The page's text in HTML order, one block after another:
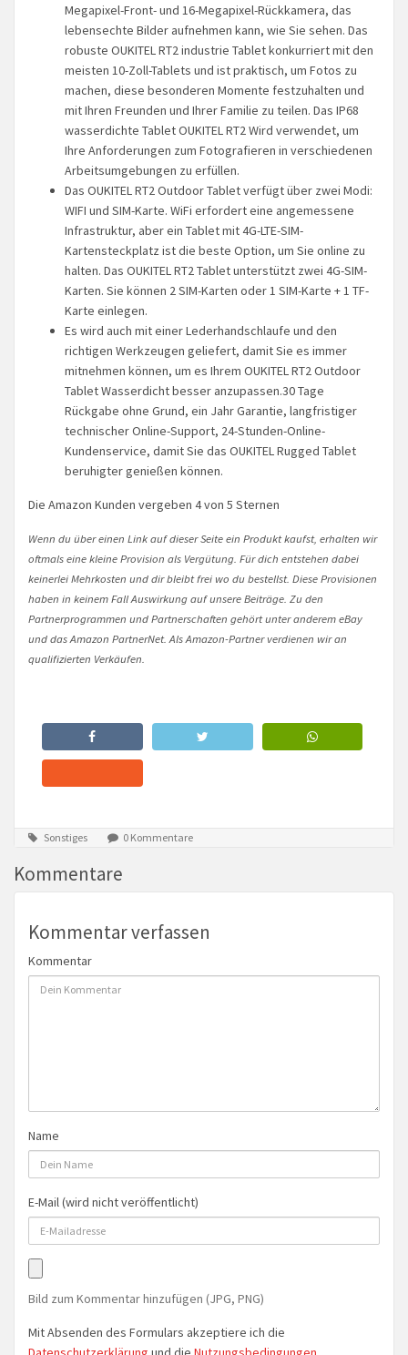
Megapixel-Front- und 16-Megapixel-Rückkamera, das
lebensechte Bilder aufnehmen kann, wie Sie sehen. Das
robuste OUKITEL RT2 industrie Tablet konkurriert mit den
meisten 10-Zoll-Tablets und ist praktisch, um Fotos zu
machen, diese besonderen Momente festzuhalten und
mit Ihren Freunden und Ihrer Familie zu teilen. Das IP68
wasserdichte Tablet OUKITEL RT2 Wird verwendet, um
Ihre Anforderungen zum Fotografieren in verschiedenen
Arbeitsumgebungen zu erfüllen.
Das OUKITEL RT2 Outdoor Tablet verfügt über zwei Modi:
WIFI und SIM-Karte. WiFi erfordert eine angemessene
Infrastruktur, aber ein Tablet mit 4G-LTE-SIM-
Kartensteckplatz ist die beste Option, um Sie online zu
halten. Das OUKITEL RT2 Tablet unterstützt zwei 4G-SIM-
Karten. Sie können 2 SIM-Karten oder 1 SIM-Karte + 1 TF-
Karte einlegen.
Es wird auch mit einer Lederhandschlaufe und den
richtigen Werkzeugen geliefert, damit Sie es immer
mitnehmen können, um es Ihrem OUKITEL RT2 Outdoor
Tablet Wasserdicht besser anzupassen.30 Tage
Rückgabe ohne Grund, ein Jahr Garantie, langfristiger
technischer Online-Support, 24-Stunden-Online-
Kundenservice, damit Sie das OUKITEL Rugged Tablet
beruhigter genießen können.
Die Amazon Kunden vergeben 4 von 5 Sternen
Wenn du über einen Link auf dieser Seite ein Produkt kaufst, erhalten wir
oftmals eine kleine Provision als Vergütung. Für dich entstehen dabei
keinerlei Mehrkosten und dir bleibt frei wo du bestellst. Diese Provisionen
haben in keinem Fall Auswirkung auf unsere Beiträge. Zu den
Partnerprogrammen und Partnerschaften gehört unter anderem eBay
und das Amazon PartnerNet. Als Amazon-Partner verdienen wir an
qualifizierten Verkäufen.
Sonstiges 0 Kommentare
Kommentare
Kommentar verfassen
Kommentar
Name
E-Mail (wird nicht veröffentlicht)
Bild zum Kommentar hinzufügen (JPG, PNG)
Mit Absenden des Formulars akzeptiere ich die